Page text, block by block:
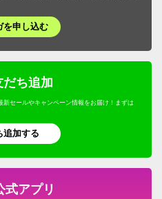
を申し込む
だち追加
新セールやキャンペーン情報をお届け！まずは
追加する
アプリ